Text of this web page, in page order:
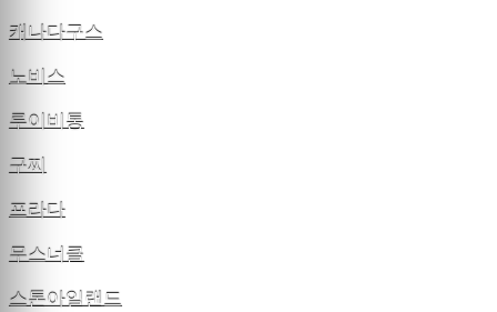
캐나다구스
노비스
루이비통
구찌
프라다
무스너클
스톤아일랜드